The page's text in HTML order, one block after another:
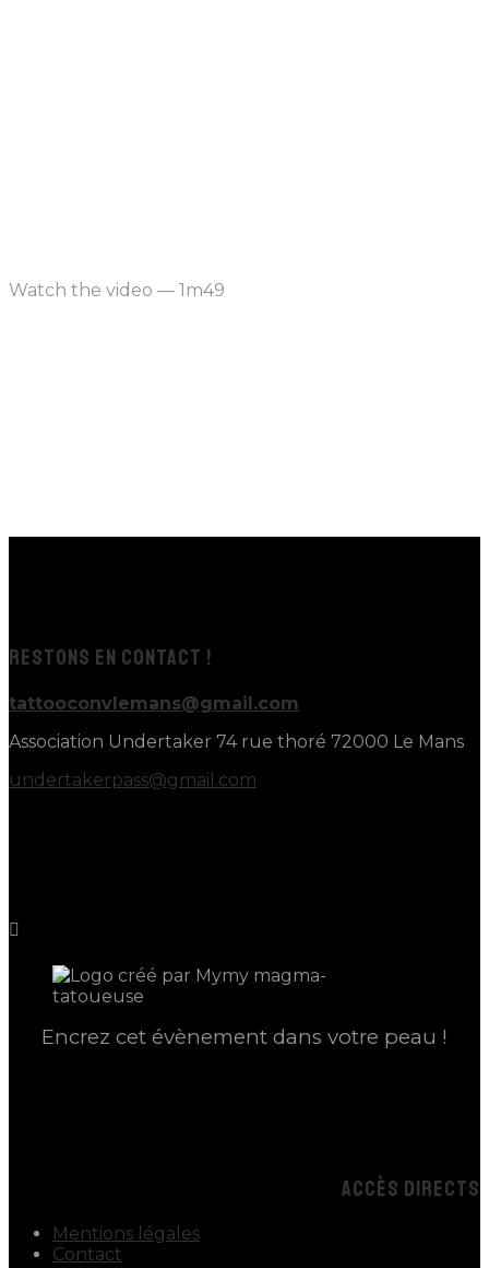
Watch the video — 1m49
RESTONS EN CONTACT !
tattooconvlemans@gmail.com
Association Undertaker 74 rue thoré 72000 Le Mans
undertakerpass@gmail.com
Encrez cet évènement dans votre peau !
ACCÈS DIRECTS
Mentions légales
Contact